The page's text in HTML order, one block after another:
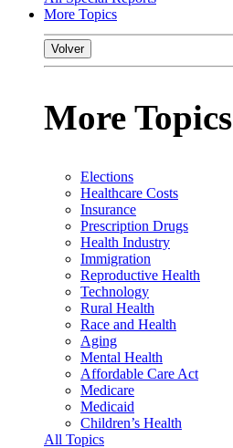
More Topics
Volver
More Topics
Elections
Healthcare Costs
Insurance
Prescription Drugs
Health Industry
Immigration
Reproductive Health
Technology
Rural Health
Race and Health
Aging
Mental Health
Affordable Care Act
Medicare
Medicaid
Children’s Health
All Topics